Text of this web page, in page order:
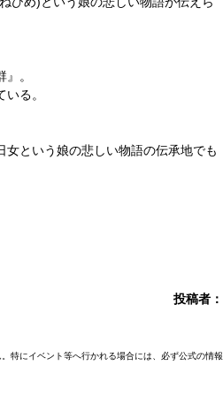
。
る。
という娘の悲しい物語の伝承地でも
投稿者：
特にイベント等へ行かれる場合には、必ず公式の情報